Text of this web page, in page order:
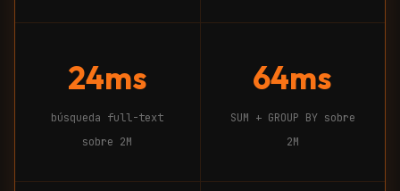
24ms
búsqueda full-text
sobre 2M
64ms
SUM + GROUP BY sobre
2M